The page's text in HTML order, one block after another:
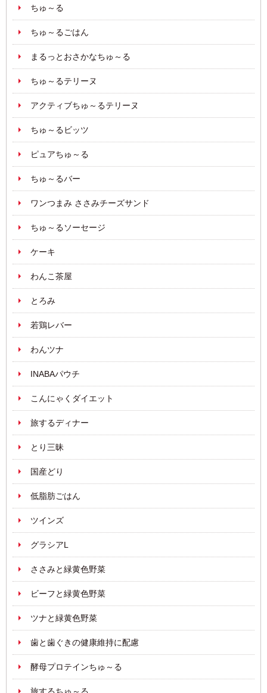
ちゅ～る
ちゅ～るごはん
まるっとおさかなちゅ～る
ちゅ～るテリーヌ
アクティブちゅ～るテリーヌ
ちゅ～るビッツ
ピュアちゅ～る
ちゅ～るバー
ワンつまみ ささみチーズサンド
ちゅ～るソーセージ
ケーキ
わんこ茶屋
とろみ
若鶏レバー
わんツナ
INABAパウチ
こんにゃくダイエット
旅するディナー
とり三昧
国産どり
低脂肪ごはん
ツインズ
グラシアL
ささみと緑黄色野菜
ビーフと緑黄色野菜
ツナと緑黄色野菜
歯と歯ぐきの健康維持に配慮
酵母プロテインちゅ～る